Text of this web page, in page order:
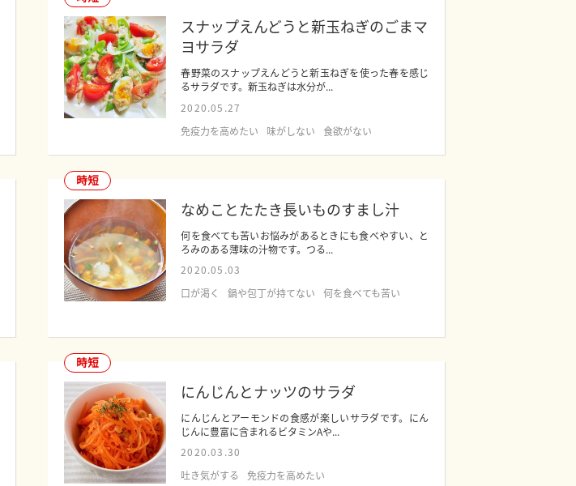
スナップえんどうと新玉ねぎのごまマ
ヨサラダ
春野菜のスナップえんどうと新玉ねぎを使った春を感じ
るサラダです。新玉ねぎは水分が...
2020.05.27
免疫力を高めたい
味がしない 食欲がない
時短
なめことたたき長いものすまし汁
何を食べても苦いお悩みがあるときにも食べやすい、と
ろみのある薄味の汁物です。つる...
2020.05.03
口が渇く
鍋や包丁が持てない 何を食べても苦い
時短
にんじんとナッツのサラダ
にんじんとアーモンドの食感が楽しいサラダです。にん
じんに豊富に含まれるビタミンAや...
2020.03.30
吐き気がする
免疫力を高めたい